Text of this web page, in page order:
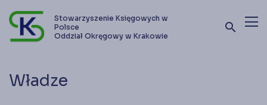
Stowarzyszenie Księgowych w
Polsce
Oddział Okręgowy w Krakowie
search
Władze